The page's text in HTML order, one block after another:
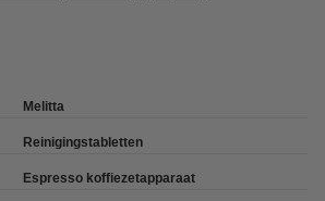
Melitta
Reinigingstabletten
Espresso koffiezetapparaat